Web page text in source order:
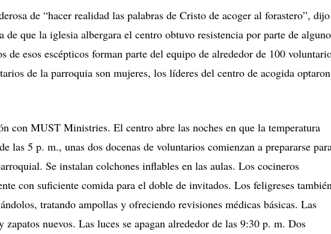
de “hacer realidad las palabras de Cristo de acoger al forastero”, dijo
que la iglesia albergara el centro obtuvo resistencia por parte de
de esos escépticos forman parte del equipo de alrededor de 100
de la parroquia son mujeres, los líderes del centro de acogida optaron
con MUST Ministries. El centro abre las noches en que la temperatura
las 5 p. m., unas dos docenas de voluntarios comienzan a prepararse
Se instalan colchones inflables en las aulas. Los cocineros
con suficiente comida para el doble de invitados. Los feligreses
tratando ampollas y ofreciendo revisiones médicas básicas. Las
zapatos nuevos. Las luces se apagan alrededor de las 9:30 p. m. Dos